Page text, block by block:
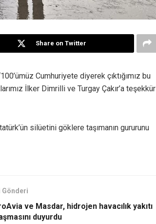
Share on Twitter
Cumhuriyete diyerek çıktığımız bu
İlker Dimrilli ve Turgay Çakır’a teşekkür
silüetini göklere taşımanın gururunu
Gönderi
ve Masdar, hidrojen havacılık yakıtı
duyurdu